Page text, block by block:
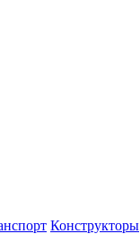
Конструкторы